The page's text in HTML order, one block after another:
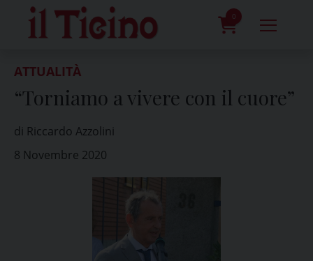
content
0
ATTUALITÀ
“Torniamo a vivere con il cuore”
di Riccardo Azzolini
8 Novembre 2020